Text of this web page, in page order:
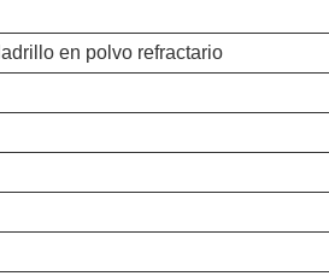
en polvo refractario